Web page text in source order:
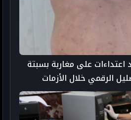
على مغاربة بسبتة
الرقمي خلال الأزمات